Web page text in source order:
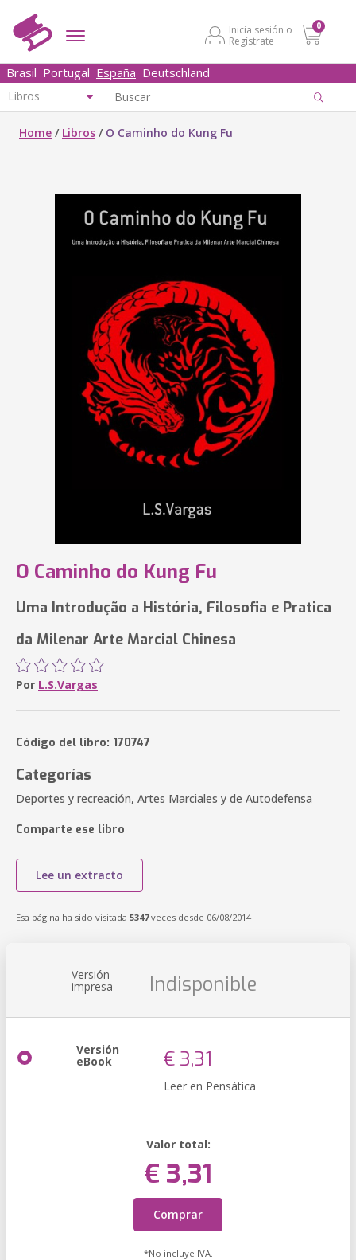
Inicia sesión o
Regístrate
0
Brasil Portugal España Deutschland
Home / Libros / O Caminho do Kung Fu
O Caminho do Kung Fu
Uma Introdução a História, Filosofia e Pratica
da Milenar Arte Marcial Chinesa
Por L.S.Vargas
Código del libro: 170747
Categorías
Deportes y recreación, Artes Marciales y de Autodefensa
Comparte ese libro
Lee un extracto
Esa página ha sido visitada 5347veces desde 06/08/2014
Versión
impresa Indisponible
Versión
eBook € 3,31
Leer en Pensática
Valor total:
€ 3,31
Comprar
*No incluye IVA.